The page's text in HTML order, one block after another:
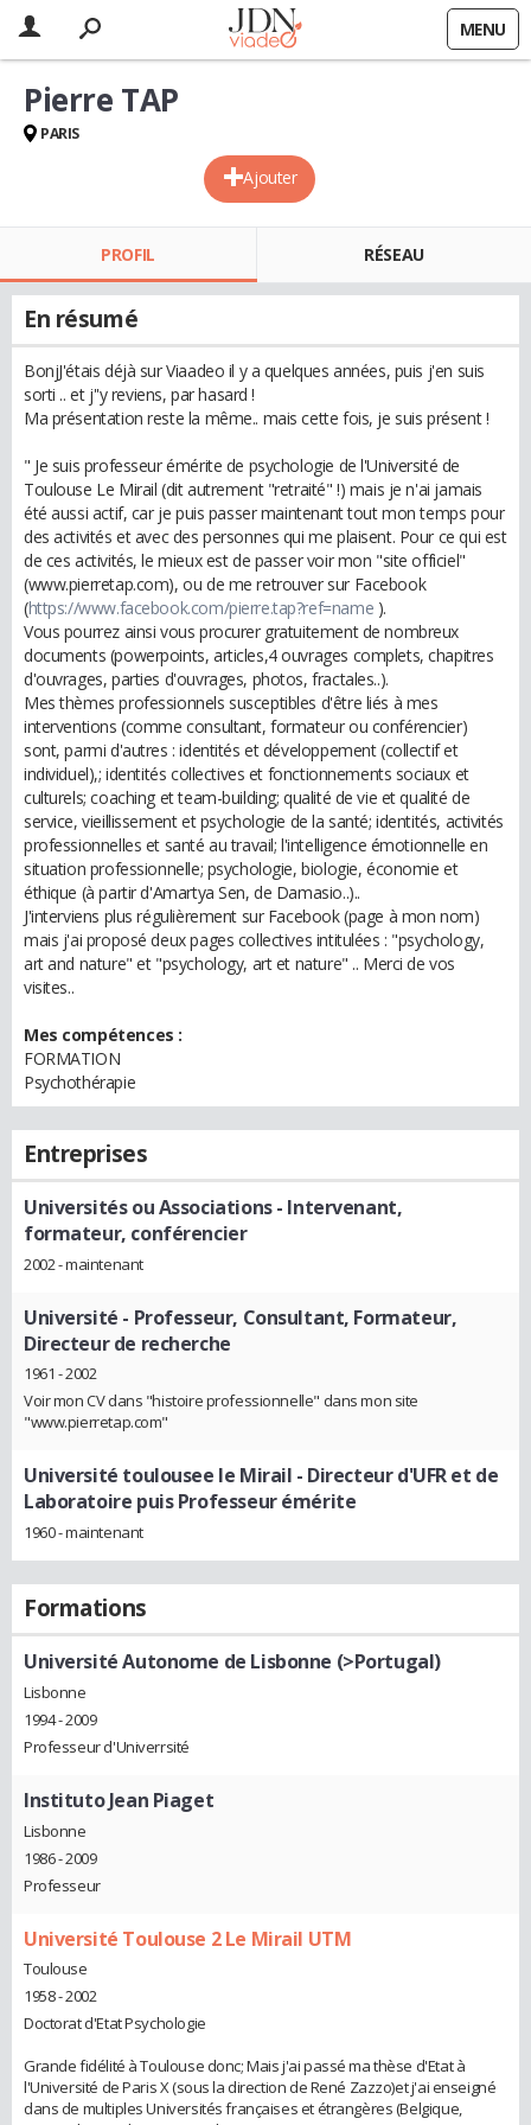
MENU
Ajouter
Pierre TAP
PARIS
PROFIL RÉSEAU
En résumé
BonjJ'étais déjà sur Viaadeo il y a quelques années, puis j'en suis
sorti .. et j''y reviens, par hasard !
Ma présentation reste la même.. mais cette fois, je suis présent !
" Je suis professeur émérite de psychologie de l'Université de
Toulouse Le Mirail (dit autrement "retraité" !) mais je n'ai jamais
été aussi actif, car je puis passer maintenant tout mon temps pour
des activités et avec des personnes qui me plaisent. Pour ce qui est
de ces activités, le mieux est de passer voir mon "site officiel"
(www.pierretap.com), ou de me retrouver sur Facebook
(https://www.facebook.com/pierre.tap?ref=name ).
Vous pourrez ainsi vous procurer gratuitement de nombreux
documents (powerpoints, articles,4 ouvrages complets, chapitres
d'ouvrages, parties d'ouvrages, photos, fractales..).
Mes thèmes professionnels susceptibles d'être liés à mes
interventions (comme consultant, formateur ou conférencier)
sont, parmi d'autres : identités et développement (collectif et
individuel),; identités collectives et fonctionnements sociaux et
culturels; coaching et team-building; qualité de vie et qualité de
service, vieillissement et psychologie de la santé; identités, activités
professionnelles et santé au travail; l'intelligence émotionnelle en
situation professionnelle; psychologie, biologie, économie et
éthique (à partir d'Amartya Sen, de Damasio..)..
J'interviens plus régulièrement sur Facebook (page à mon nom)
mais j'ai proposé deux pages collectives intitulées : "psychology,
art and nature" et "psychology, art et nature" .. Merci de vos
visites..
Mes compétences :
FORMATION
Psychothérapie
Entreprises
Universités ou Associations- Intervenant,
formateur, conférencier
2002 - maintenant
Université - Professeur, Consultant, Formateur,
Directeur de recherche
1961 - 2002
Voir mon CV dans "histoire professionnelle" dans mon site
"www.pierretap.com"
Université toulousee le Mirail - Directeur d'UFR et de
Laboratoire puis Professeur émérite
1960 - maintenant
Formations
Université Autonome de Lisbonne (>Portugal)
Lisbonne
1994 - 2009
Professeur d'Univerrsité
Instituto Jean Piaget
Lisbonne
1986 - 2009
Professeur
Université Toulouse 2 Le Mirail UTM
Toulouse
1958 - 2002
Doctorat d'Etat Psychologie
Grande fidélité à Toulouse donc; Mais j'ai passé ma thèse d'Etat à
l'Université de Paris X (sous la direction de René Zazzo)et j'ai enseigné
dans de multiples Universités françaises et étrangères (Belgique,